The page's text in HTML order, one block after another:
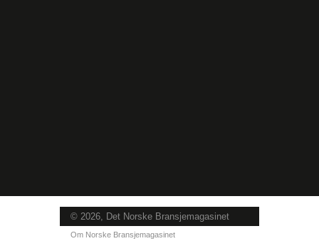
© 2026, Det Norske Bransjemagasinet
Om Norske Bransjemagasinet